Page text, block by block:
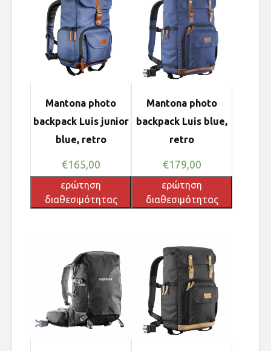
Mantona photo
backpack Luis junior
blue, retro
€165,00
ερώτηση
διαθεσιμότητας
Mantona photo
backpack Luis blue,
retro
€179,00
ερώτηση
διαθεσιμότητας